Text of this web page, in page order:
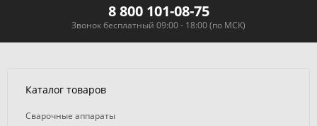
8 800 101-08-75
Звонок бесплатный 09:00 - 18:00 (по МСК)
Каталог товаров
Сварочные аппараты